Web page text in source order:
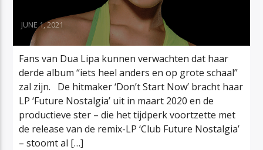
JUNE 1, 2021
Fans van Dua Lipa kunnen verwachten dat haar
derde album “iets heel anders en op grote schaal”
zal zijn. De hitmaker ‘Don’t Start Now’ bracht haar
LP ‘Future Nostalgia’ uit in maart 2020 en de
productieve ster – die het tijdperk voortzette met
de release van de remix-LP ‘Club Future Nostalgia’
– stoomt al […]